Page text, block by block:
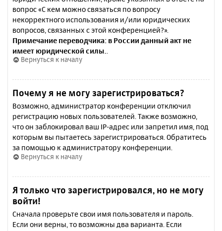
вопрос «С кем можно связаться по вопросу
некорректного использования и/или юридических
вопросов, связанных с этой конференцией?».
Примечание переводчика: в России данный акт не
имеет юридической силы.
Вернуться к началу
Почему я не могу зарегистрироваться?
Возможно, администратор конференции отключил
регистрацию новых пользователей. Также возможно,
что он заблокировал ваш IP-адрес или запретил имя, под
которым вы пытаетесь зарегистрироваться. Обратитесь
за помощью к администратору конференции.
Вернуться к началу
Я только что зарегистрировался, но не могу
войти!
Сначала проверьте свои имя пользователя и пароль.
Если они верны, то возможны два варианта. Если